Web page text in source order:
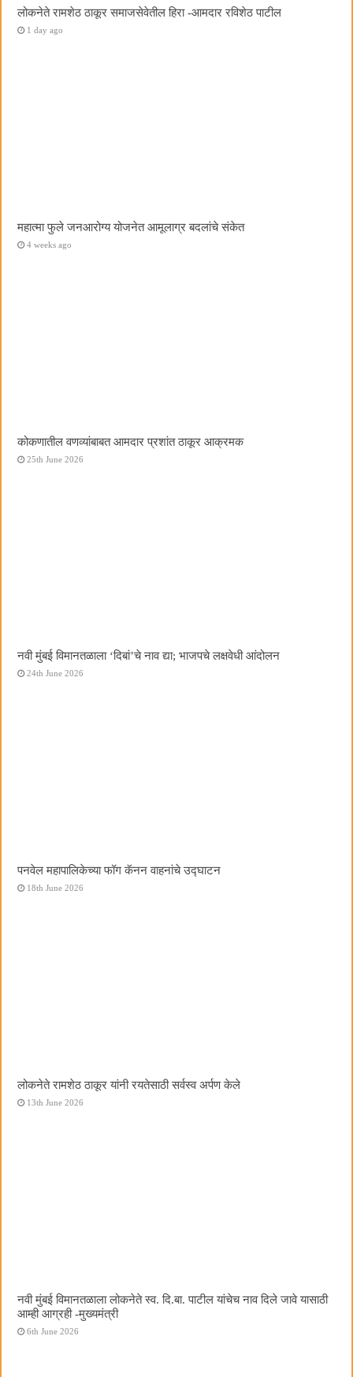
लोकनेते रामशेठ ठाकूर समाजसेवेतील हिरा -आमदार रविशेठ पाटील
1 day ago
महात्मा फुले जनआरोग्य योजनेत आमूलाग्र बदलांचे संकेत
4 weeks ago
कोकणातील वणव्यांबाबत आमदार प्रशांत ठाकूर आक्रमक
25th June 2026
नवी मुंबई विमानतळाला ‌‘दिबां‌’चे नाव द्या; भाजपचे लक्षवेधी आंदोलन
24th June 2026
पनवेल महापालिकेच्या फॉग कॅनन वाहनांचे उद्घाटन
18th June 2026
लोकनेते रामशेठ ठाकूर यांनी रयतेसाठी सर्वस्व अर्पण केले
13th June 2026
नवी मुंबई विमानतळाला लोकनेते स्व. दि.बा. पाटील यांचेच नाव दिले जावे यासाठी
आम्ही आग्रही -मुख्यमंत्री
6th June 2026